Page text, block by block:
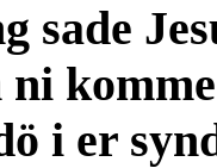
sade
i er